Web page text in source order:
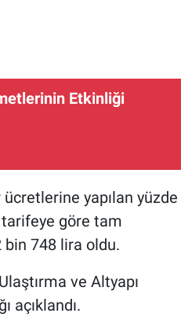
Etkinliği
yapılan yüzde
tarifeye göre tam
bin 748 lira oldu.
ve Altyapı
açıklandı.